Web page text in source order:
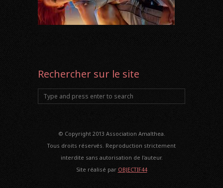
Rechercher sur le site
© Copyright 2013 Association Amalthea.
Tous droits réservés. Reproduction strictement
interdite sans autorisation de l'auteur.
Site réalisé par OBJECTIF44